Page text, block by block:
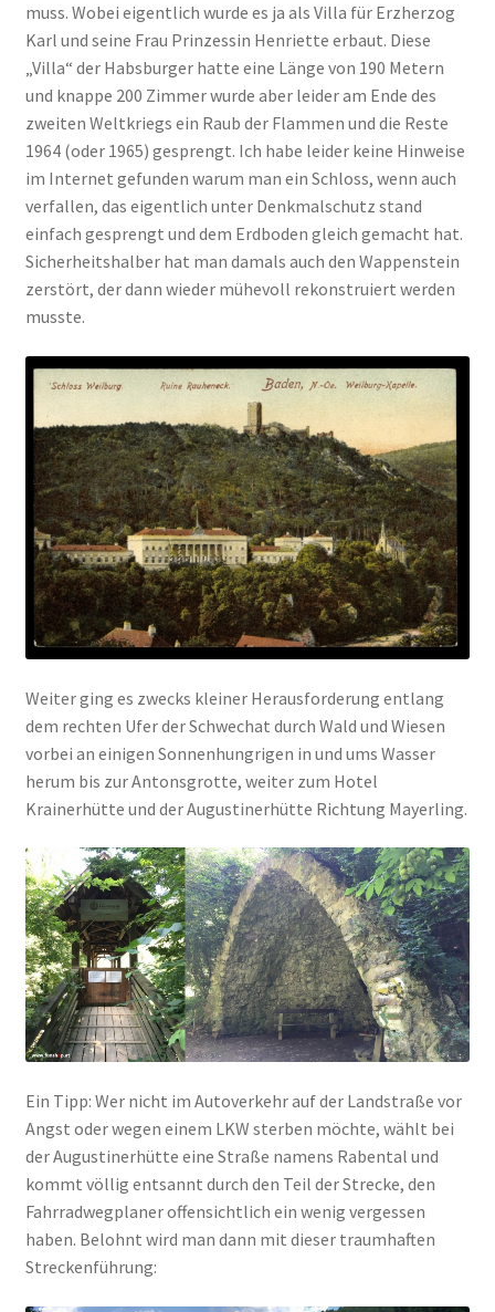
muss. Wobei eigentlich wurde es ja als Villa für Erzherzog
Karl und seine Frau Prinzessin Henriette erbaut. Diese
„Villa“ der Habsburger hatte eine Länge von 190 Metern
und knappe 200 Zimmer wurde aber leider am Ende des
zweiten Weltkriegs ein Raub der Flammen und die Reste
1964 (oder 1965) gesprengt. Ich habe leider keine Hinweise
im Internet gefunden warum man ein Schloss, wenn auch
verfallen, das eigentlich unter Denkmalschutz stand
einfach gesprengt und dem Erdboden gleich gemacht hat.
Sicherheitshalber hat man damals auch den Wappenstein
zerstört, der dann wieder mühevoll rekonstruiert werden
musste.
Weiter ging es zwecks kleiner Herausforderung entlang
dem rechten Ufer der Schwechat durch Wald und Wiesen
vorbei an einigen Sonnenhungrigen in und ums Wasser
herum bis zur Antonsgrotte, weiter zum Hotel
Krainerhütte und der Augustinerhütte Richtung Mayerling.
Ein Tipp: Wer nicht im Autoverkehr auf der Landstraße vor
Angst oder wegen einem LKW sterben möchte, wählt bei
der Augustinerhütte eine Straße namens Rabental und
kommt völlig entsannt durch den Teil der Strecke, den
Fahrradwegplaner offensichtlich ein wenig vergessen
haben. Belohnt wird man dann mit dieser traumhaften
Streckenführung: